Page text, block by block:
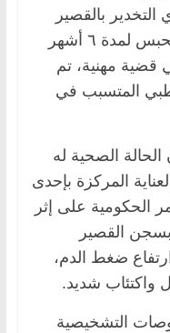
بالقصير
سابقًا والذي يقضي حاليعقوبة الحبس لمدة ٦ أشهر
مهنية، تم
المتسبب في
الصحية له
المركزة بإحدى
الحكومية على إثر
القصير
ضغط الدم،
واكتئاب شديد.
التشخيصية